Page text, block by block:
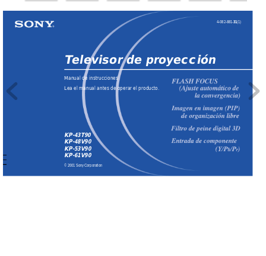
© 2001 Sony Corporation
Televisor de proyección
4-082-881-31(1)
Manual de instrucciones
Lea el manual antes de operar el producto.
KP-43T90
KP-48V90
KP-53V90
KP-61V90